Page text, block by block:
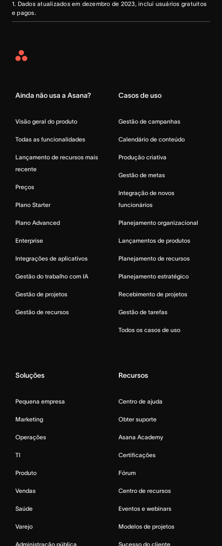
1. Dados atualizados em dezembro de 2023, inclui usuários gratuitos
e pagos.
Asana
Ainda não usa a Asana?
Visão geral do produto
Todas as funcionalidades
Lançamento de recursos mais
recente
Preços
Plano Starter
Plano Advanced
Enterprise
Integrações de aplicativos
Gestão do trabalho com IA
Gestão de projetos
Gestão de recursos
Casos de uso
Gestão de campanhas
Calendário de conteúdo
Produção criativa
Gestão de metas
Integração de novos
funcionários
Planejamento organizacional
Lançamentos de produtos
Planejamento de recursos
Planejamento estratégico
Recebimento de projetos
Gestão de tarefas
Todos os casos de uso
Soluções
Pequena empresa
Marketing
Operações
TI
Produto
Vendas
Saúde
Varejo
Administração pública
Recursos
Centro de ajuda
Obter suporte
Asana Academy
Certificações
Fórum
Centro de recursos
Eventos e webinars
Modelos de projetos
Sucesso do cliente